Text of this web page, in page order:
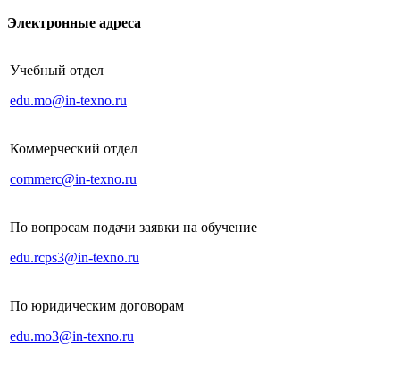
Электронные адреса
Учебный отдел
edu.mo@in-texno.ru
Коммерческий отдел
commerc@in-texno.ru
По вопросам подачи заявки на обучение
edu.rcps3@in-texno.ru
По юридическим договорам
edu.mo3@in-texno.ru